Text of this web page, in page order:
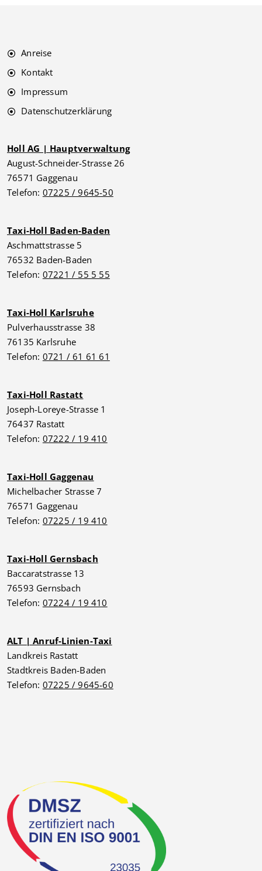
Anreise
Kontakt
Impressum
Datenschutzerklärung
Holl AG | Hauptverwaltung
August-Schneider-Strasse 26
76571 Gaggenau
Telefon: 07225 / 9645-50
Taxi-Holl Baden-Baden
Aschmattstrasse 5
76532 Baden-Baden
Telefon: 07221 / 55 5 55
Taxi-Holl Karlsruhe
Pulverhausstrasse 38
76135 Karlsruhe
Telefon: 0721 / 61 61 61
Taxi-Holl Rastatt
Joseph-Loreye-Strasse 1
76437 Rastatt
Telefon: 07222 / 19 410
Taxi-Holl Gaggenau
Michelbacher Strasse 7
76571 Gaggenau
Telefon: 07225 / 19 410
Taxi-Holl Gernsbach
Baccaratstrasse 13
76593 Gernsbach
Telefon: 07224 / 19 410
ALT | Anruf-Linien-Taxi
Landkreis Rastatt
Stadtkreis Baden-Baden
Telefon: 07225 / 9645-60